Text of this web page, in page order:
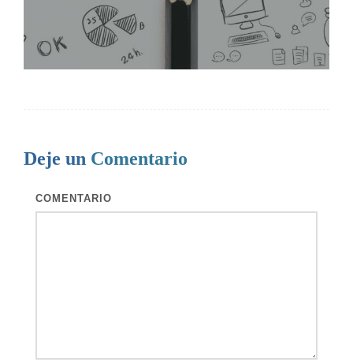
Deje un Comentario
COMENTARIO